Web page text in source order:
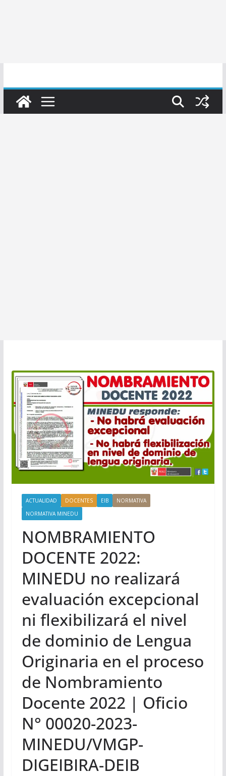
ACTUALIDAD DOCENTES EIB
NORMATIVA
NORMATIVA MINEDU
NOMBRAMIENTO
DOCENTE 2022:
MINEDU no realizará
evaluación excepcional
ni flexibilizará el nivel
de dominio de Lengua
Originaria en el proceso
de Nombramiento
Docente 2022 | Oficio
N° 00020-2023-
MINEDU/VMGP-
DIGEIBIRA-DEIB